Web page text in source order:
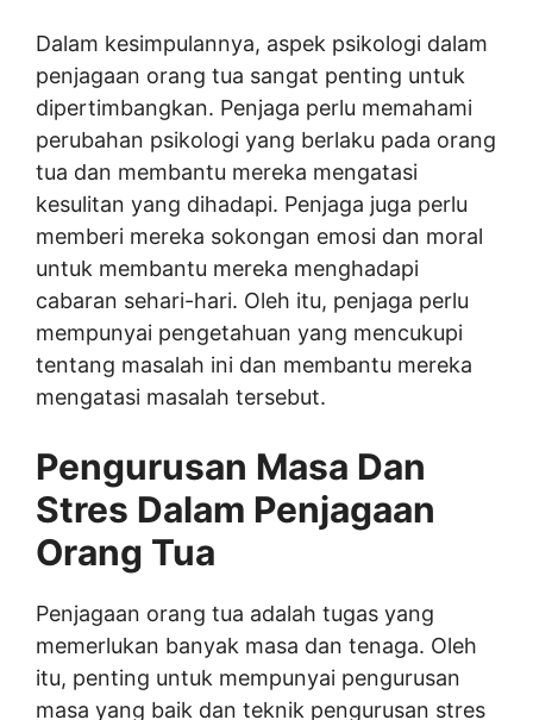
Dalam kesimpulannya, aspek psikologi dalam
penjagaan orang tua sangat penting untuk
dipertimbangkan. Penjaga perlu memahami
perubahan psikologi yang berlaku pada orang
tua dan membantu mereka mengatasi
kesulitan yang dihadapi. Penjaga juga perlu
memberi mereka sokongan emosi dan moral
untuk membantu mereka menghadapi
cabaran sehari-hari. Oleh itu, penjaga perlu
mempunyai pengetahuan yang mencukupi
tentang masalah ini dan membantu mereka
mengatasi masalah tersebut.
Pengurusan Masa Dan
Stres Dalam Penjagaan
Orang Tua
Penjagaan orang tua adalah tugas yang
memerlukan banyak masa dan tenaga. Oleh
itu, penting untuk mempunyai pengurusan
masa yang baik dan teknik pengurusan stres